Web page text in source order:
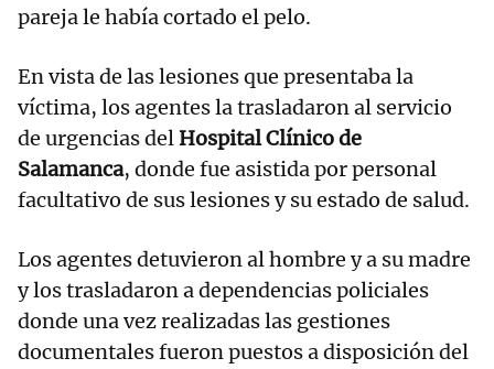
pareja le había cortado el pelo.
En vista de las lesiones que presentaba la
víctima, los agentes la trasladaron al servicio
de urgencias del Hospital Clínico de
Salamanca, donde fue asistida por personal
facultativo de sus lesiones y su estado de salud.
Los agentes detuvieron al hombre y a su madre
y los trasladaron a dependencias policiales
donde una vez realizadas las gestiones
documentales fueron puestos a disposición del